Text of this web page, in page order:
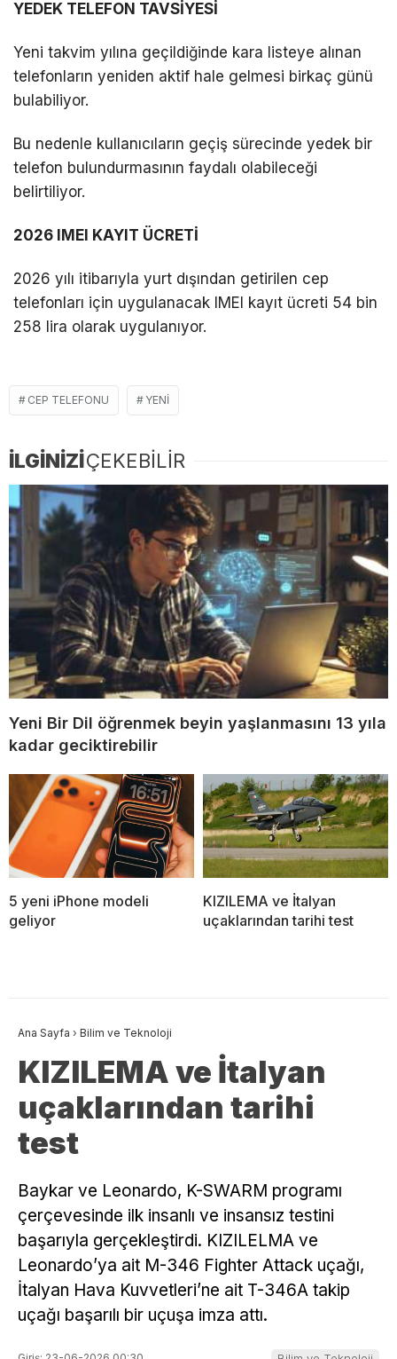
YEDEK TELEFON TAVSİYESİ
Yeni takvim yılına geçildiğinde kara listeye alınan
telefonların yeniden aktif hale gelmesi birkaç günü
bulabiliyor.
Bu nedenle kullanıcıların geçiş sürecinde yedek bir
telefon bulundurmasının faydalı olabileceği
belirtiliyor.
2026 IMEI KAYIT ÜCRETİ
2026 yılı itibarıyla yurt dışından getirilen cep
telefonları için uygulanacak IMEI kayıt ücreti 54 bin
258 lira olarak uygulanıyor.
CEP TELEFONU YENI
İLGİNİZİÇEKEBİLİR
Yeni Bir Dil öğrenmek beyin yaşlanmasını 13 yıla
kadar geciktirebilir
5 yeni iPhone modeli
geliyor
KIZILEMA ve İtalyan
uçaklarından tarihi test
Ana Sayfa › Bilim ve Teknoloji
KIZILEMA ve İtalyan
uçaklarından tarihi
test
Baykar ve Leonardo, K-SWARM programı
çerçevesinde ilk insanlı ve insansız testini
başarıyla gerçekleştirdi. KIZILELMA ve
Leonardo’ya ait M-346 Fighter Attack uçağı,
İtalyan Hava Kuvvetleri’ne ait T-346A takip
uçağı başarılı bir uçuşa imza attı.